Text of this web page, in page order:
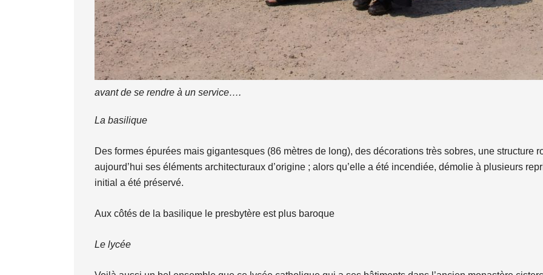
avant de se rendre à un service….
La basilique
Des formes épurées mais gigantesques (86 mètres de long), des décorations très sobres, une structure
aujourd’hui ses éléments architecturaux d’origine ; alors qu’elle a été incendiée, démolie à plusieurs
initial a été préservé.
Aux côtés de la basilique le presbytère est plus baroque
Le lycée